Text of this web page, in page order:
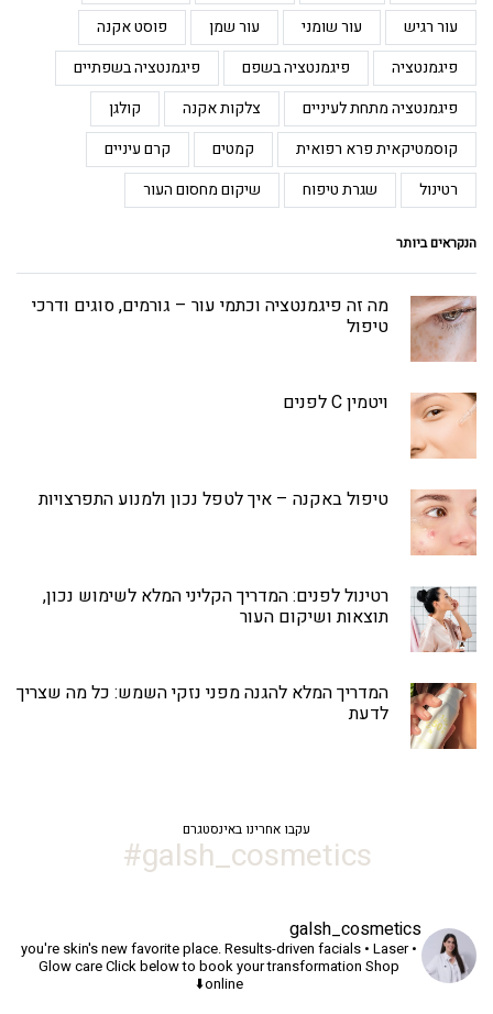
עור רגיש
עור שומני עור שמן
פוסט אקנה
פיגמנטציה
פיגמנטציה בשפם
פיגמנטציה בשפתיים
פיגמנטציה מתחת לעיניים
צלקות אקנה
קולגן
קוסמטיקאית פרא רפואית
קמטים
קרם עיניים
רטינול
שגרת טיפוח שיקום מחסום העור
הנקראים ביותר
מה זה פיגמנטציה וכתמי עור – גורמים, סוגים ודרכי
טיפול
ויטמין C לפנים
טיפול באקנה – איך לטפל נכון ולמנוע התפרצויות
רטינול לפנים: המדריך הקליני המלא לשימוש נכון,
תוצאות ושיקום העור
המדריך המלא להגנה מפני נזקי השמש: כל מה שצריך
לדעת
עקבו אחרינו באינסטגרם
galsh_cosmetics#
galsh_cosmetics
you're skin's new favorite place.Results-driven facials • Laser •
Glow careClick below to book your transformation Shop
online⬇️